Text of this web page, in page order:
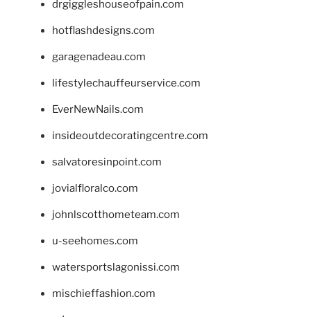
drgiggleshouseofpain.com
hotflashdesigns.com
garagenadeau.com
lifestylechauffeurservice.com
EverNewNails.com
insideoutdecoratingcentre.com
salvatoresinpoint.com
jovialfloralco.com
johnlscotthometeam.com
u-seehomes.com
watersportslagonissi.com
mischieffashion.com